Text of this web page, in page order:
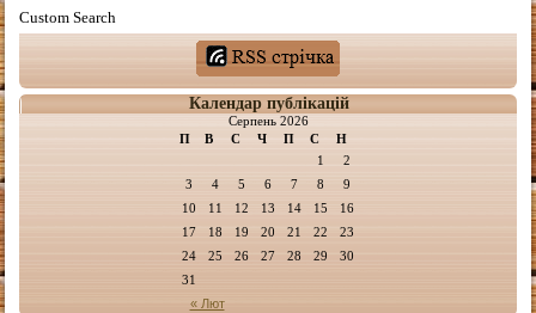
Custom Search
Календар публікацій
Серпень 2026
П
В С Ч П С Н
« Лют
1
2
3
4 5 6 7 8
9
10
11 12 13 14 15
16
17
18 19 20 21 22
23
24
25 26 27 28 29
30
31